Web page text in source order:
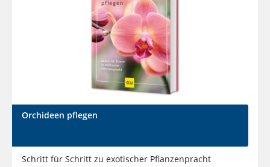
Orchideen pflegen
Schritt für Schritt zu exotischer Pflanzenpracht